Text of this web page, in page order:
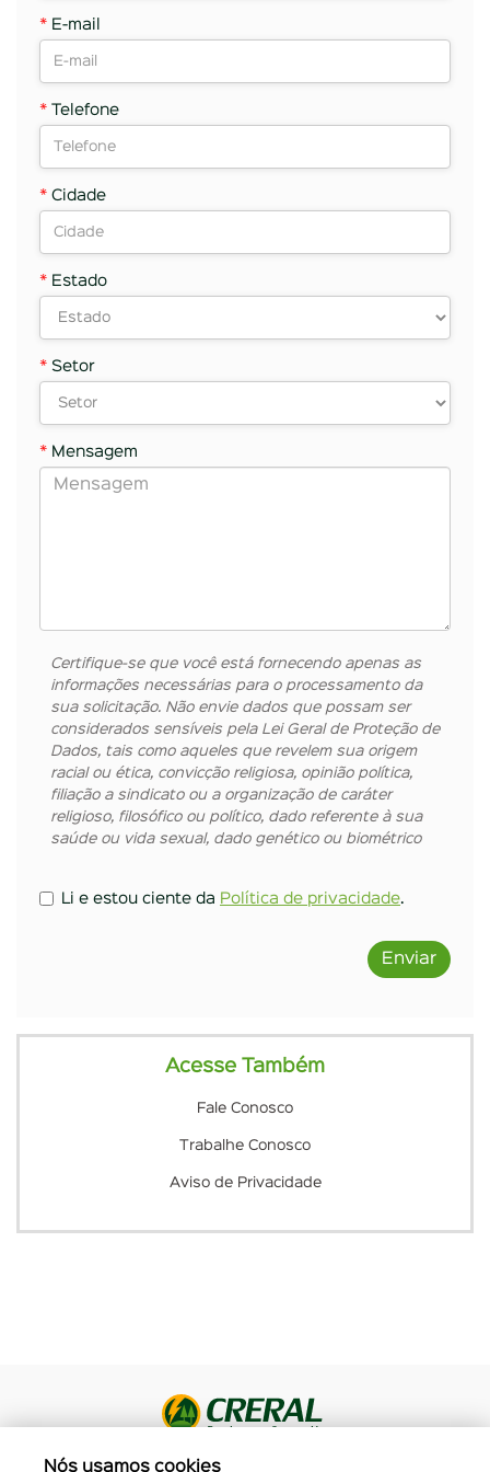
* E-mail
* Telefone
* Cidade
* Estado
* Setor
* Mensagem
Certifique-se que você está fornecendo apenas as
informações necessárias para o processamento da
sua solicitação. Não envie dados que possam ser
considerados sensíveis pela Lei Geral de Proteção de
Dados, tais como aqueles que revelem sua origem
racial ou ética, convicção religiosa, opinião política,
filiação a sindicato ou a organização de caráter
religioso, filosófico ou político, dado referente à sua
saúde ou vida sexual, dado genético ou biométrico
Li e estou ciente da Política de privacidade.
Enviar
Acesse Também
Fale Conosco
Trabalhe Conosco
Aviso de Privacidade
Todos os Direitos Reservados. CRERAL Rua Leo Neuls, 113, Erechim
Nós usamos cookies